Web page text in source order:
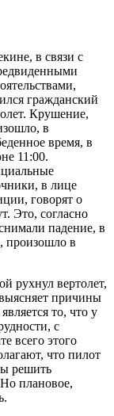
в связи с
гражданский
Крушение,
в
время, в
11:00.
в лице
говорят о
Это, согласно
падение, в
произошло в
рухнул вертолет,
причины
то, что у
с
всего этого
что пилот
решить
плановое,